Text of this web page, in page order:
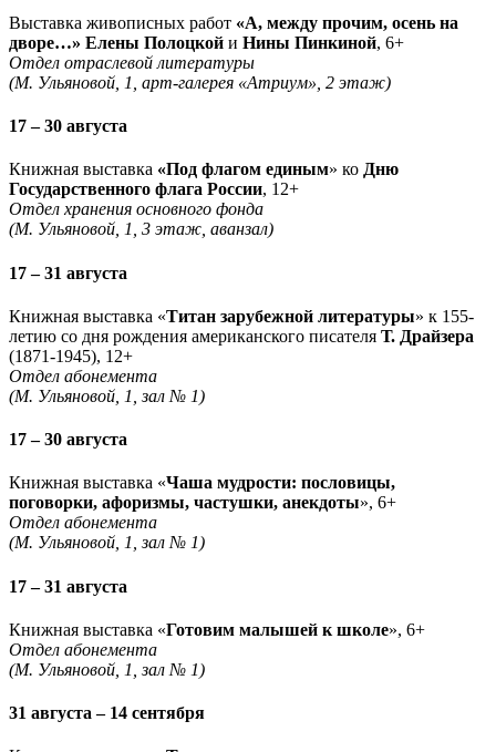
Выставка живописных работ «А, между прочим, осень на
дворе…» Елены Полоцкой и Нины Пинкиной, 6+
Отдел отраслевой литературы
(М. Ульяновой, 1, арт-галерея «Атриум», 2 этаж)
17 – 30 августа
Книжная выставка «Под флагом единым» ко Дню
Государственного флага России, 12+
Отдел хранения основного фонда
(М. Ульяновой, 1, 3 этаж, аванзал)
17 – 31 августа
Книжная выставка «Титан зарубежной литературы» к 155-
летию со дня рождения американского писателя Т. Драйзера
(1871-1945), 12+
Отдел абонемента
(М. Ульяновой, 1, зал № 1)
17 – 30 августа
Книжная выставка «Чаша мудрости: пословицы,
поговорки, афоризмы, частушки, анекдоты», 6+
Отдел абонемента
(М. Ульяновой, 1, зал № 1)
17 – 31 августа
Книжная выставка «Готовим малышей к школе», 6+
Отдел абонемента
(М. Ульяновой, 1, зал № 1)
31 августа – 14 сентября